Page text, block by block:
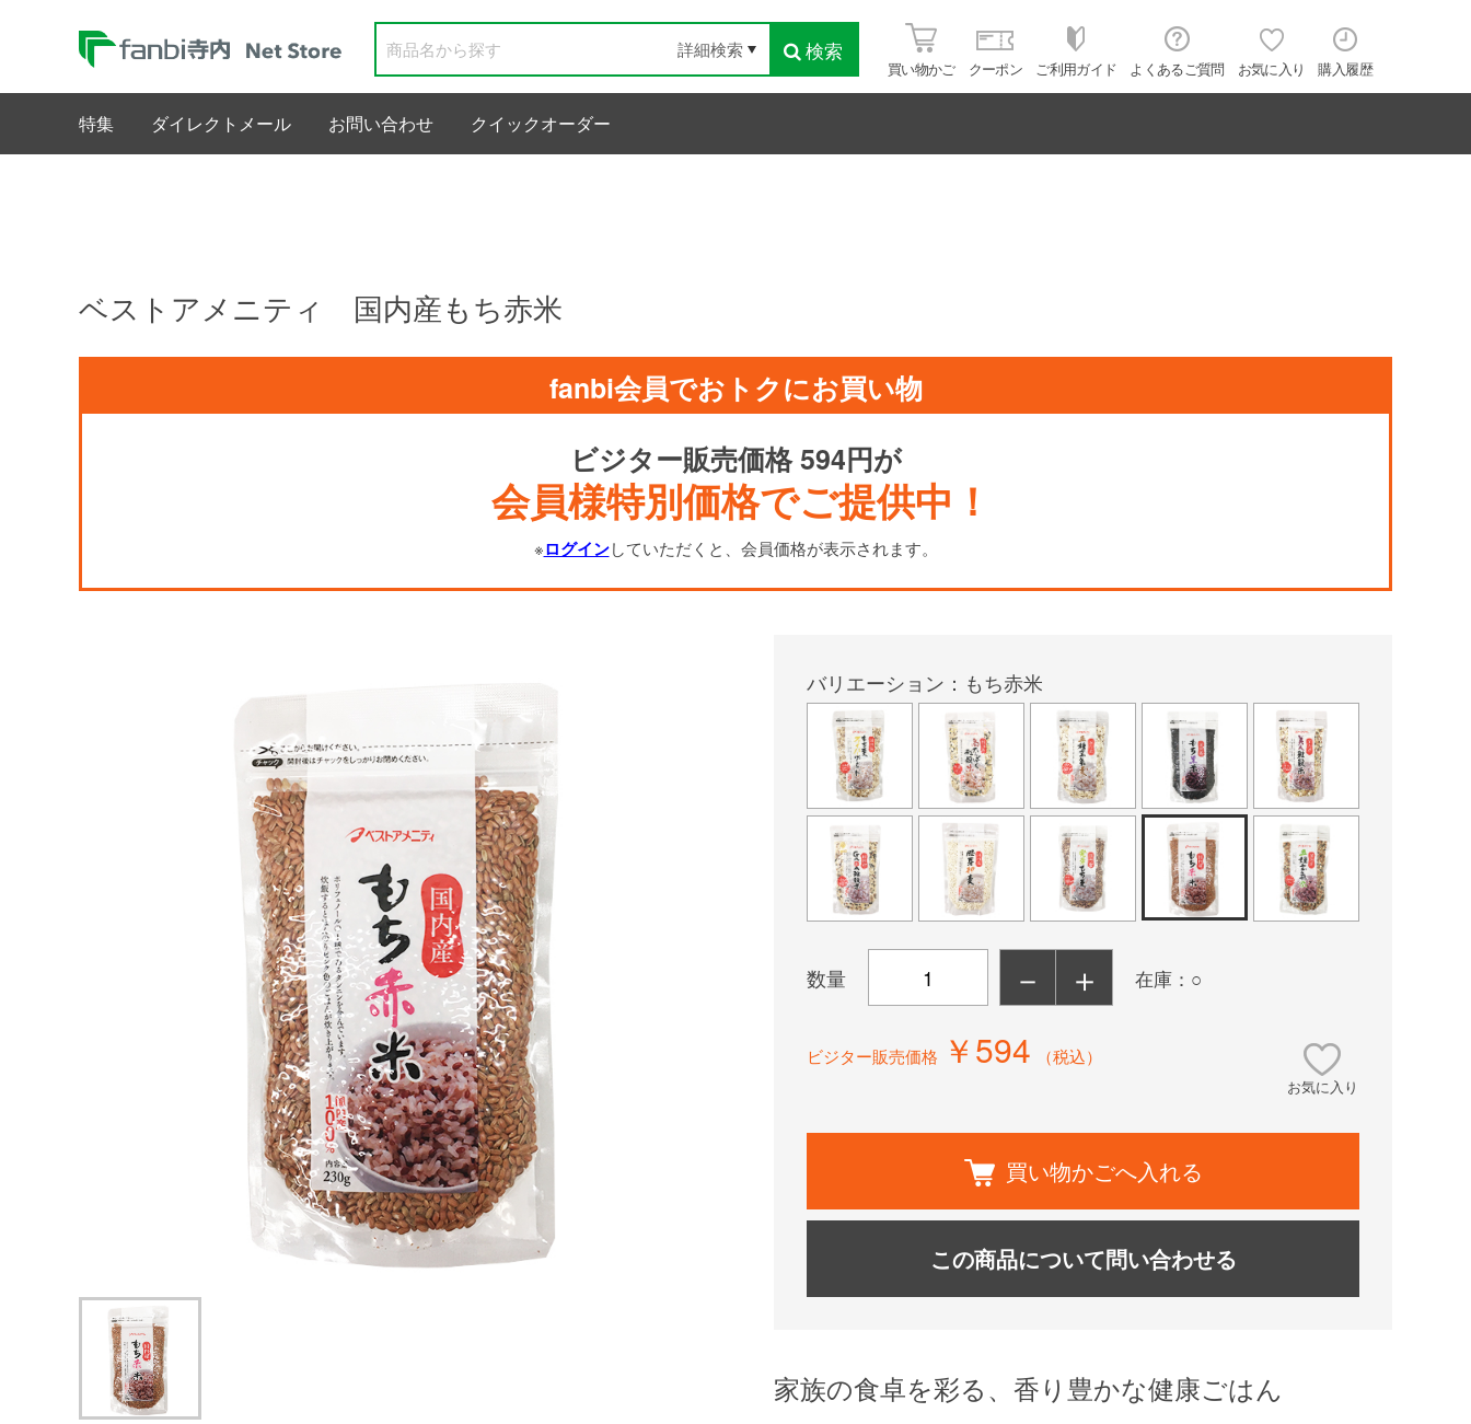
検索
詳細検索
買い物かご クーポン ご利用ガイド よくあるご質問 お気に入り 購入履歴
特集 ダイレクトメール お問い合わせ クイックオーダー
ベストアメニティ 国内産もち赤米
fanbi会員でおトクにお買い物
ビジター販売価格 594円が
会員様特別価格でご提供中！
※ログインしていただくと、会員価格が表示されます。
バリエーション：もち赤米
数量 － ＋ 在庫：○
ビジター販売価格 ￥594 （税込）
お気に入り
買い物かごへ入れる
この商品について問い合わせる
家族の食卓を彩る、香り豊かな健康ごはん